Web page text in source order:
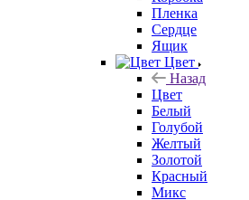
Пленка
Сердце
Ящик
Цвет
Назад
Цвет
Белый
Голубой
Желтый
Золотой
Красный
Микс